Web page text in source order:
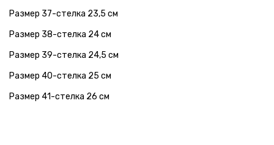
Размер 37-стелка 23,5 см
Размер 38-стелка 24 см
Размер 39-стелка 24,5 см
Размер 40-стелка 25 см
Размер 41-стелка 26 см